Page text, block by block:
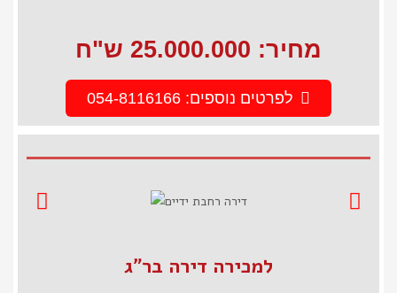
מחיר: 25.000.000 ש"ח
לפרטים נוספים: 054-8116166
למכירה דירה בר"ג